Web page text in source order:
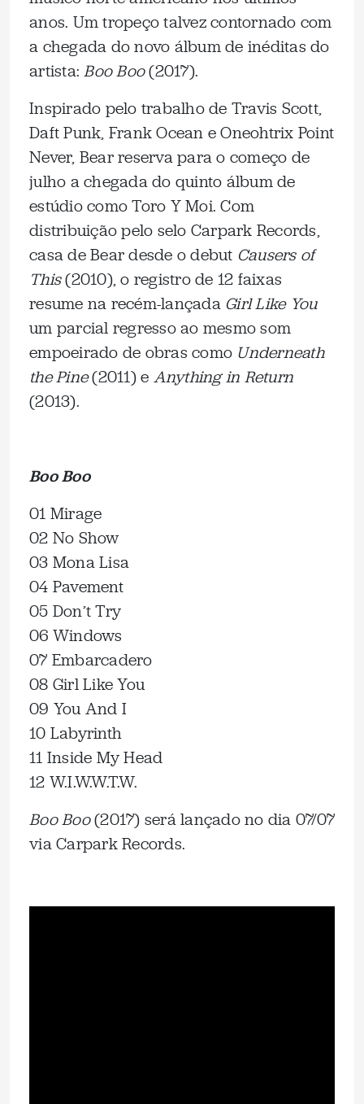
anos. Um tropeço talvez contornado com
a chegada do novo álbum de inéditas do
artista:Boo Boo(2017).
Inspirado pelo trabalho de Travis Scott,
Daft Punk, Frank Ocean e Oneohtrix Point
Never, Bear reserva para o começo de
julho a chegada do quinto álbum de
estúdio como Toro Y Moi. Com
distribuição pelo selo Carpark Records,
casa de Bear desde o debut Causers of
This(2010), o registro de 12 faixas
resume na recém-lançada Girl Like You
um parcial regresso ao mesmo som
empoeirado de obras como Underneath
the Pine(2011) e Anything in Return
(2013).
Boo Boo
01 Mirage
02 No Show
03 Mona Lisa
04 Pavement
05 Don’t Try
06 Windows
07 Embarcadero
08 Girl Like You
09 You And I
10 Labyrinth
11 Inside My Head
12 W.I.W.W.T.W.
Boo Boo(2017) será lançado no dia 07/07
via Carpark Records.